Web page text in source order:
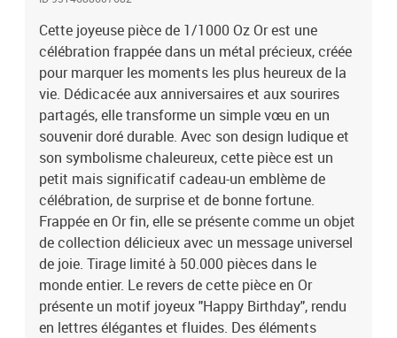
La surface polie en Or met en valeur les détails ludiques, donnant
au design un caractère lumineux et festif. L'avers de la pièce
présente les Armes du Gabon, finement détaillées et encadrées par
les inscriptions : "REPUBLIQUE GABONAISE" - le pays émetteur,
"999/1000 FINE GOLD" - la finesse de l'Or, et "1000 FRANCS CFA" -
la valeur faciale.
Cette joyeuse pièce de 1/1000 Oz Or est une
célébration frappée dans un métal précieux, créée
pour marquer les moments les plus heureux de la
vie. Dédicacée aux anniversaires et aux sourires
partagés, elle transforme un simple vœu en un
souvenir doré durable. Avec son design ludique et
son symbolisme chaleureux, cette pièce est un
petit mais significatif cadeau-un emblème de
célébration, de surprise et de bonne fortune.
Frappée en Or fin, elle se présente comme un objet
de collection délicieux avec un message universel
de joie. Tirage limité à 50.000 pièces dans le
monde entier. Le revers de cette pièce en Or
présente un motif joyeux "Happy Birthday", rendu
en lettres élégantes et fluides. Des éléments